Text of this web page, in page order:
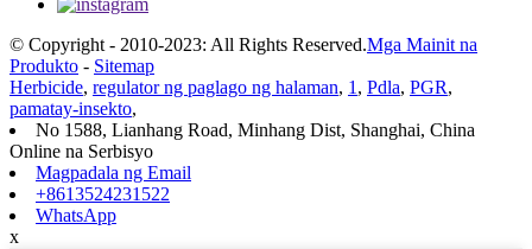
© Copyright - 2010-2023: All Rights Reserved.Mga Mainit na
Produkto - Sitemap
Herbicide, regulator ng paglago ng halaman, 1 , Pdla, PGR,
pamatay-insekto,
No 1588, Lianhang Road, Minhang Dist, Shanghai, China
Online na Serbisyo
Magpadala ng Email
+8613524231522
WhatsApp
x